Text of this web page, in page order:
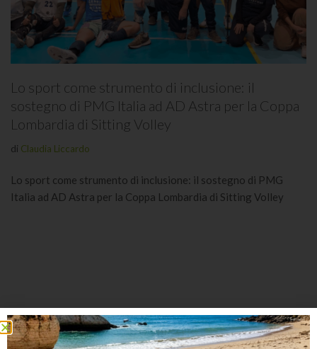
Lo sport come strumento di inclusione: il
sostegno di PMG Italia ad AD Astra per la Coppa
Lombardia di Sitting Volley
di Claudia Liccardo
Lo sport come strumento di inclusione: il sostegno di PMG
Italia ad AD Astra per la Coppa Lombardia di Sitting Volley